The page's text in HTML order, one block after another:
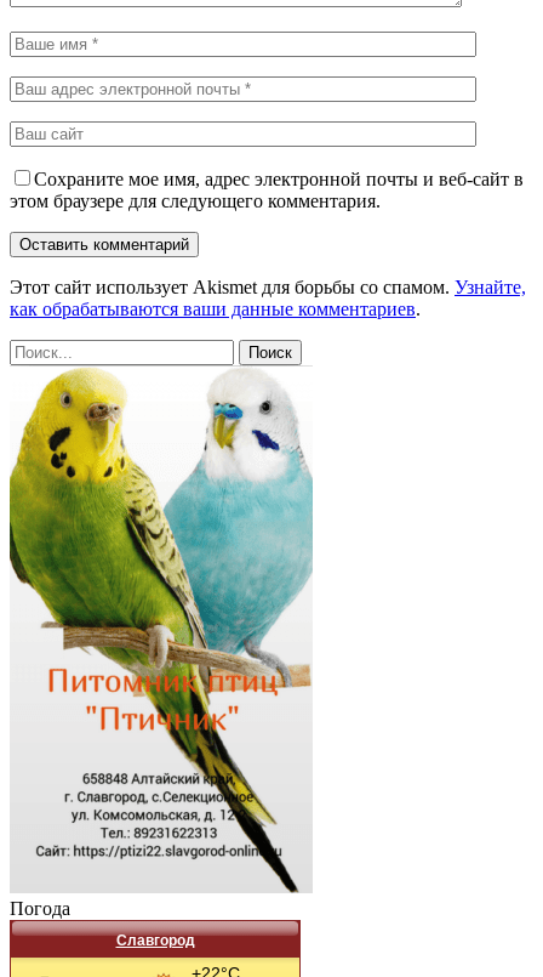
Сохраните мое имя, адрес электронной почты и веб-сайт в
этом браузере для следующего комментария.
Этот сайт использует Akismet для борьбы со спамом. Узнайте,
как обрабатываются ваши данные комментариев.
Погода
Славгород